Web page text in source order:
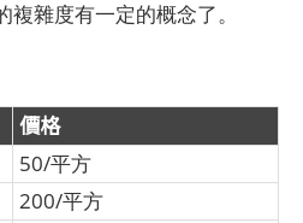
雜度有一定的概念了。
價格
50/平方
200/平方